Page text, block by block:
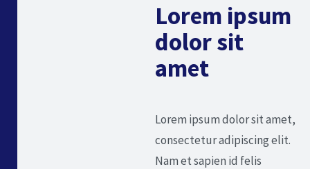
Lorem ipsum
dolor sit
amet
Lorem ipsum dolor sit amet,
consectetur adipiscing elit.
Nam et sapien id felis